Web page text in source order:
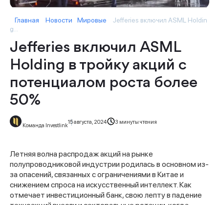
Главная Новости Мировые
Jefferies включил ASML Holdin
g...
Jefferies включил ASML
Holding в тройку акций с
потенциалом роста более
50%
Команда Investlink
15 августа, 2024 3 минуты чтения
Летняя волна распродаж акций на рынке
полупроводниковой индустрии родилась в основном из-
за опасений, связанных с ограничениями в Китае и
снижением спроса на искусственный интеллект. Как
отмечает инвестиционный банк, свою лепту в падение